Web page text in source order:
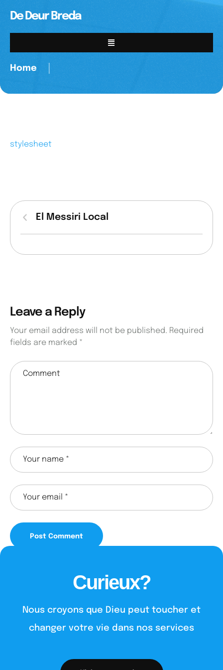
De Deur Breda
Home
stylesheet
El Messiri Local
Leave a Reply
Your email address will not be published. Required
fields are marked *
Curieux?
Nous croyons que Dieu peut toucher et
changer votre vie dans nos services